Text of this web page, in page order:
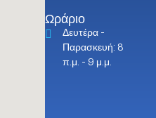
Ωράριο
Δευτέρα -
Παρασκευή: 8
π.μ. - 9 μ.μ.